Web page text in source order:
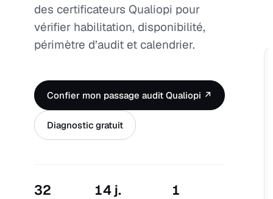
des certificateurs Qualiopi pour
vérifier habilitation, disponibilité,
périmètre d’audit et calendrier.
Confier mon passage audit Qualiopi ↗
Diagnostic gratuit
32 14 j. 1